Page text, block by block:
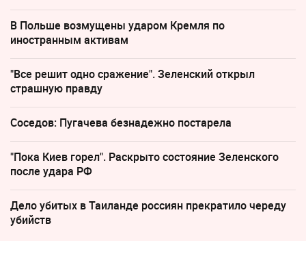
В Польше возмущены ударом Кремля по
иностранным активам
"Все решит одно сражение". Зеленский открыл
страшную правду
Соседов: Пугачева безнадежно постарела
"Пока Киев горел". Раскрыто состояние Зеленского
после удара РФ
Дело убитых в Таиланде россиян прекратило череду
убийств